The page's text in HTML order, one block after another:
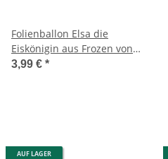
Folienballon Elsa die
Eiskönigin aus Frozen von
Disney
3,99 € *
AUF LAGER